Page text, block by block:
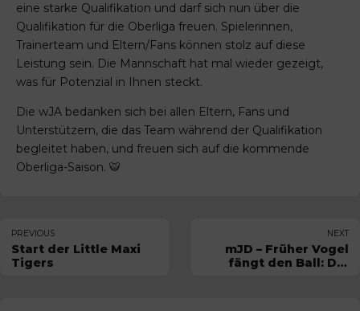
eine starke Qualifikation und darf sich nun über die
Qualifikation für die Oberliga freuen. Spielerinnen,
Trainerteam und Eltern/Fans können stolz auf diese
Leistung sein. Die Mannschaft hat mal wieder gezeigt,
was für Potenzial in Ihnen steckt.
Die wJA bedanken sich bei allen Eltern, Fans und
Unterstützern, die das Team während der Qualifikation
begleitet haben, und freuen sich auf die kommende
Oberliga-Saison. 🐯
PREVIOUS
Start der Little Maxi
Tigers
NEXT
mJD – Früher Vogel
fängt den Ball: Die